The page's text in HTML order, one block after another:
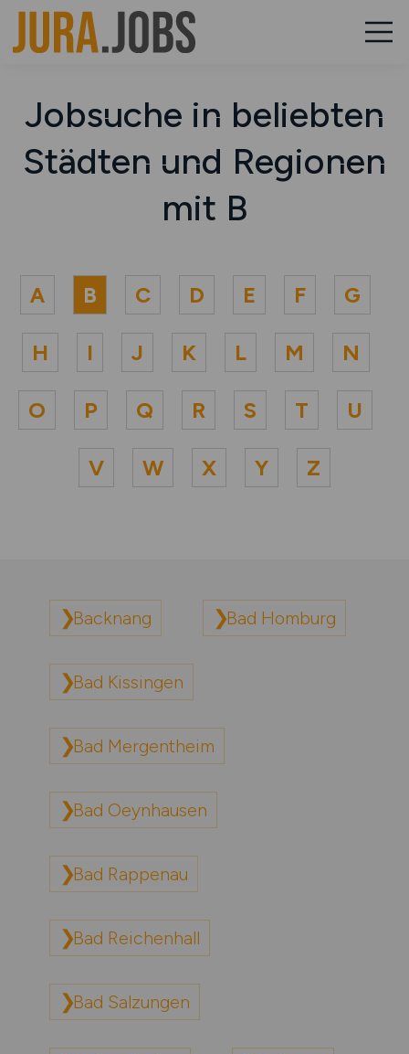
Jobsuche in beliebten
Städten und Regionen
mit B
A B C D E F G
H I J K L M N
O P Q R S T U
V W X Y Z
Backnang Bad Homburg
Bad Kissingen
Bad Mergentheim
Bad Oeynhausen
Bad Rappenau
Bad Reichenhall
Bad Salzungen